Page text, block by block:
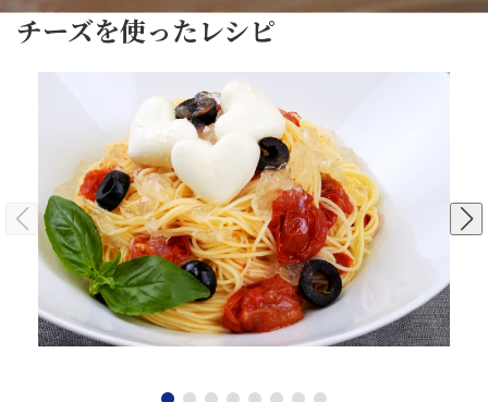
チーズを使ったレシピ
ト
マ
ト
と
ハー
ト
社
取
扱
い
チー
ズ
レ
シ
ピ
ズを
使っ
たレ
レ
ラ
取
レ